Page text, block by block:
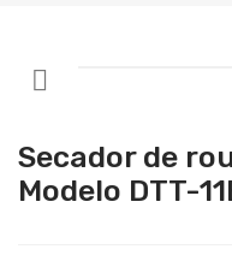
Secador de
Modelo DTT-